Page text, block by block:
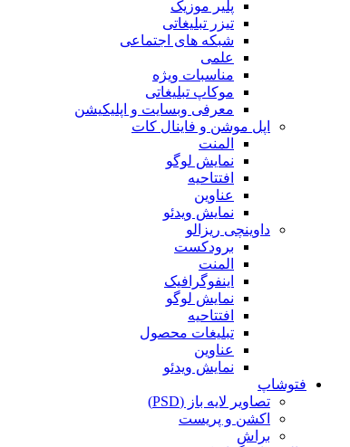
پلیر موزیک
تیزر تبلیغاتی
شبکه های اجتماعی
علمی
مناسبات ویژه
موکاپ تبلیغاتی
معرفی وبسایت و اپلیکیشن
اپل موشن و فاینال کات
المنت
نمایش لوگو
افتتاحیه
عناوین
نمایش ویدئو
داوینچی ریزالو
برودکست
المنت
اینفوگرافیک
نمایش لوگو
افتتاحیه
تبلیغات محصول
عناوین
نمایش ویدئو
فتوشاپ
تصاویر لایه باز (PSD)
اکشن و پریست
براش